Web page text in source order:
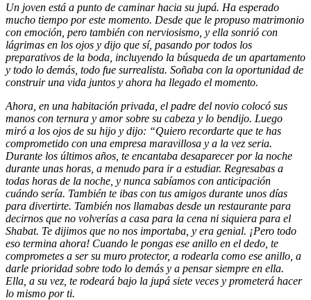
Un joven está a punto de caminar hacia su jupá. Ha esperado
mucho tiempo por este momento. Desde que le propuso matrimonio
con emoción, pero también con nerviosismo, y ella sonrió con
lágrimas en los ojos y dijo que sí, pasando por todos los
preparativos de la boda, incluyendo la búsqueda de un apartamento
y todo lo demás, todo fue surrealista. Soñaba con la oportunidad de
construir una vida juntos y ahora ha llegado el momento.
Ahora, en una habitación privada, el padre del novio colocó sus
manos con ternura y amor sobre su cabeza y lo bendijo. Luego
miró a los ojos de su hijo y dijo: “Quiero recordarte que te has
comprometido con una empresa maravillosa y a la vez seria.
Durante los últimos años, te encantaba desaparecer por la noche
durante unas horas, a menudo para ir a estudiar. Regresabas a
todas horas de la noche, y nunca sabíamos con anticipación
cuándo sería. También te ibas con tus amigos durante unos días
para divertirte. También nos llamabas desde un restaurante para
decirnos que no volverías a casa para la cena ni siquiera para el
Shabat. Te dijimos que no nos importaba, y era genial. ¡Pero todo
eso termina ahora! Cuando le pongas ese anillo en el dedo, te
comprometes a ser su muro protector, a rodearla como ese anillo, a
darle prioridad sobre todo lo demás y a pensar siempre en ella.
Ella, a su vez, te rodeará bajo la jupá siete veces y prometerá hacer
lo mismo por ti.